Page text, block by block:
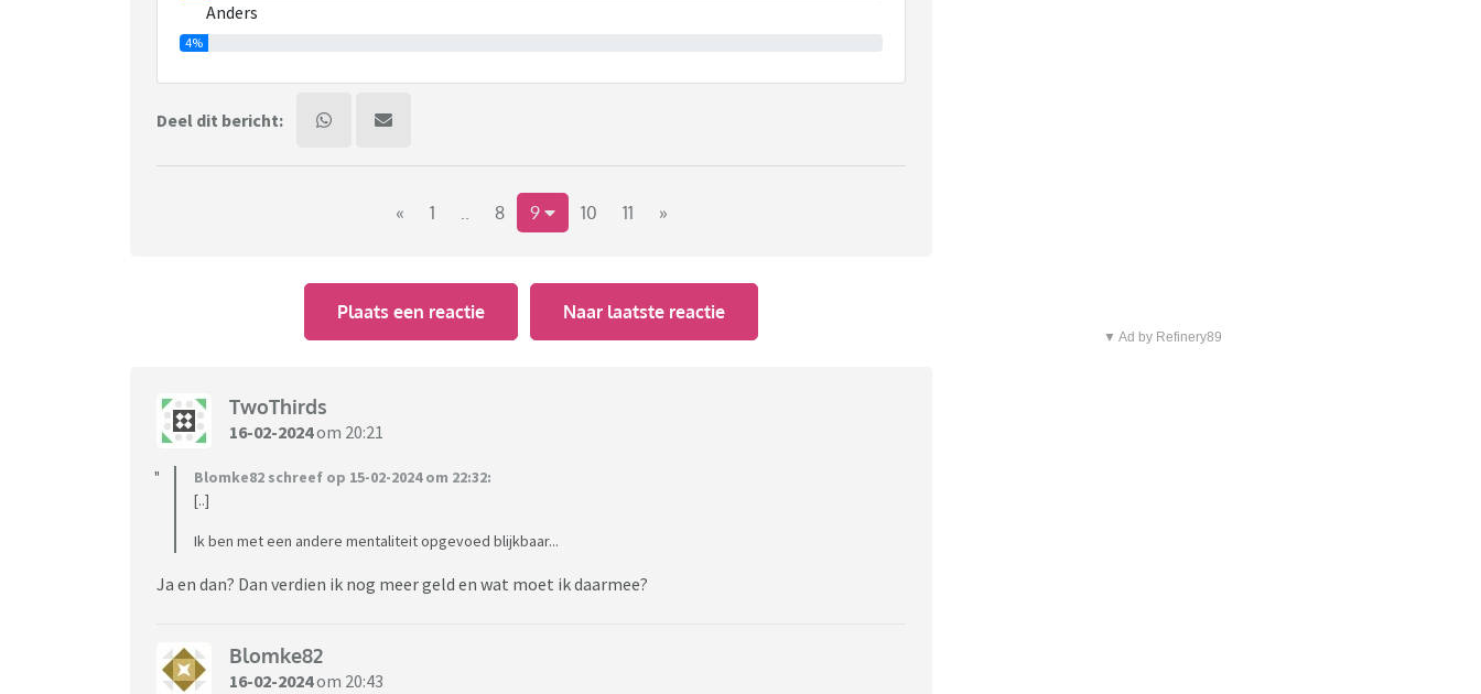
Anders
4%
Deel dit bericht:
« 1 .. 8 9 10 11 »
Plaats een reactie Naar laatste reactie
TwoThirds
16-02-2024om 20:21
Blomke82 schreef op 15-02-2024 om 22:32:
[..]
Ik ben met een andere mentaliteit opgevoed blijkbaar...
Ja en dan? Dan verdien ik nog meer geld en wat moet ik daarmee?
Blomke82
16-02-2024om 20:43
▼ Ad by Refinery89